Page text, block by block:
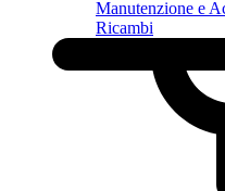
Manutenzione e
Ricambi